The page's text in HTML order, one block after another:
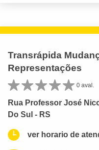
Transrápida
Representações
0 aval.
Rua Professor José
Do Sul - RS
ver horario de